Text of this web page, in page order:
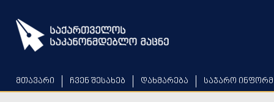
main
content
მთავარი ჩვენ შესახებ დახმარება საჯარო